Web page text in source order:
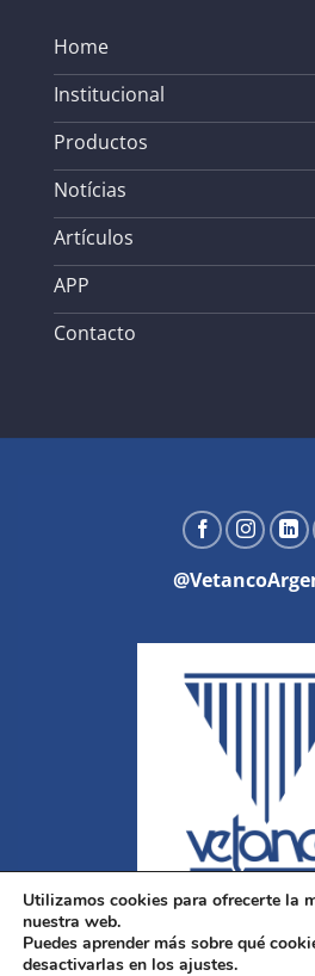
Home
Institucional
Productos
Notícias
Artículos
APP
Contacto
Utilizamos cookies para ofrecerte la
nuestra web.
Puedes aprender más sobre qué
desactivarlas en los ajustes.